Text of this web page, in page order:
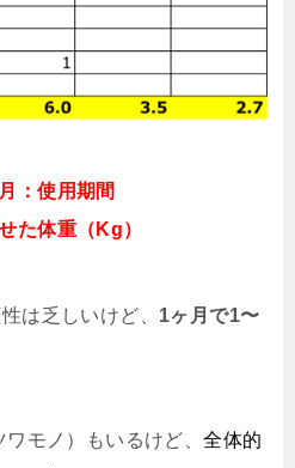
：使用期間
た体重（Kg）
は乏しいけど、 1ヶ月で1〜
モノ）もいるけど、全体的